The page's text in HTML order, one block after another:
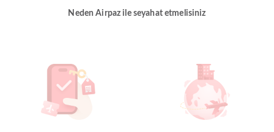
Neden Airpaz ile seyahat etmelisiniz